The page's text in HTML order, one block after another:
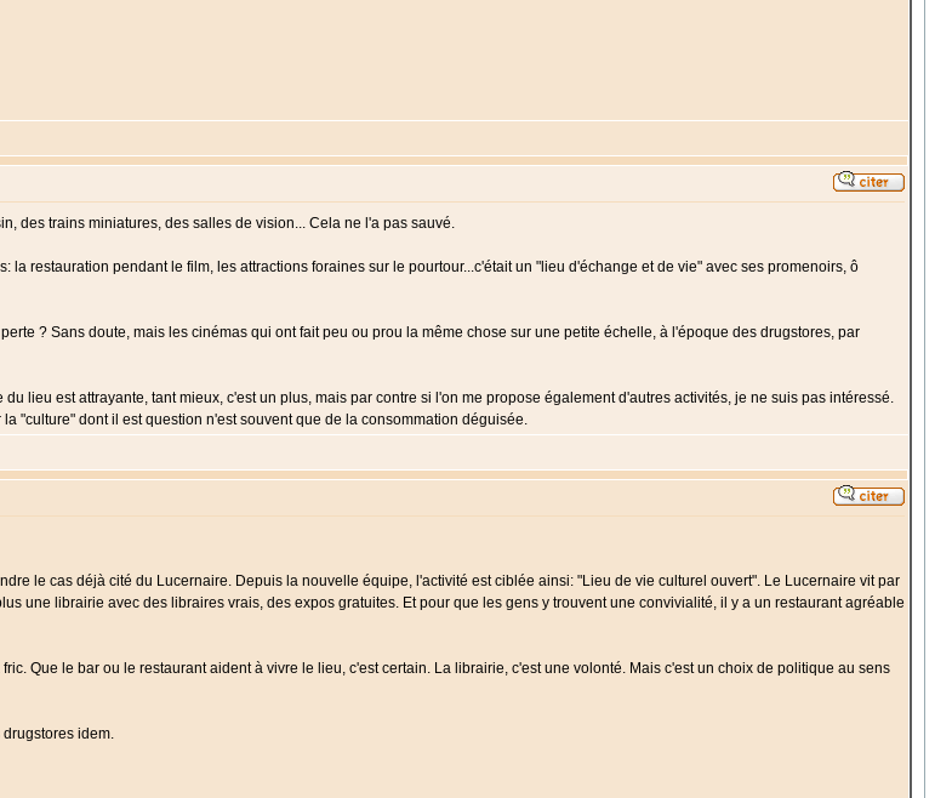
des trains miniatures, des salles de vision... Cela ne l'a pas sauvé.
la restauration pendant le film, les attractions foraines sur le pourtour...c'était un "lieu d'échange et de vie" avec ses promenoirs, ô
? Sans doute, mais les cinémas qui ont fait peu ou prou la même chose sur une petite échelle, à l'époque des drugstores, par
lieu est attrayante, tant mieux, c'est un plus, mais par contre si l'on me propose également d'autres activités, je ne suis pas intéressé.
"culture" dont il est question n'est souvent que de la consommation déguisée.
le cas déjà cité du Lucernaire. Depuis la nouvelle équipe, l'activité est ciblée ainsi: "Lieu de vie culturel ouvert". Le Lucernaire vit par
une librairie avec des libraires vrais, des expos gratuites. Et pour que les gens y trouvent une convivialité, il y a un restaurant agréable
Que le bar ou le restaurant aident à vivre le lieu, c'est certain. La librairie, c'est une volonté. Mais c'est un choix de politique au sens
drugstores idem.